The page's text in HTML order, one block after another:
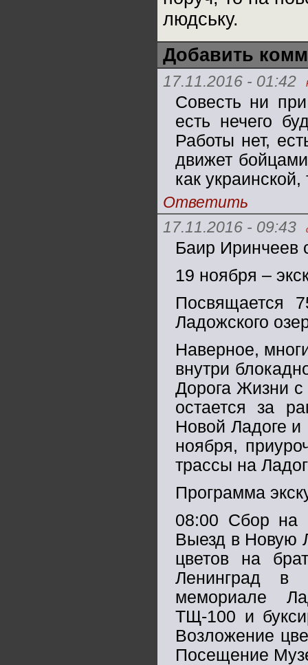
людську.
Добавить
17.11.2016 - 01:42
Совесть ни
есть нечего
Работы нет,
движет
как
Ответить
17.11.2016 - 09:43
Баир Иринчеев
19 ноября –
Посвящается
Ладожского
Наверное,
внутри
Дорога Жизни
остается за
Новой Ладоге и
ноября,
трассы на
Программа
08:00 Сбор на
Выезд в Новую
цветов на
Ленинград в
мемориале
ТЩ-100 и
Возложение
Посещение